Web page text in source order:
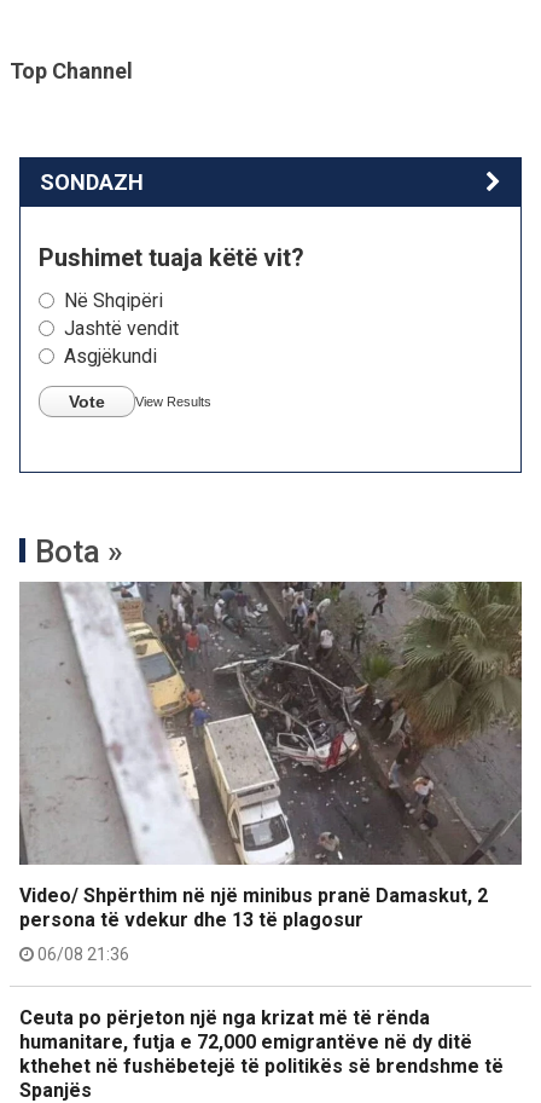
Top Channel
SONDAZH
Pushimet tuaja këtë vit?
Në Shqipëri
Jashtë vendit
Asgjëkundi
Vote View Results
Bota »
Video/ Shpërthim në një minibus pranë Damaskut, 2
persona të vdekur dhe 13 të plagosur
06/08 21:36
Ceuta po përjeton një nga krizat më të rënda
humanitare, futja e 72,000 emigrantëve në dy ditë
kthehet në fushëbetejë të politikës së brendshme të
Spanjës